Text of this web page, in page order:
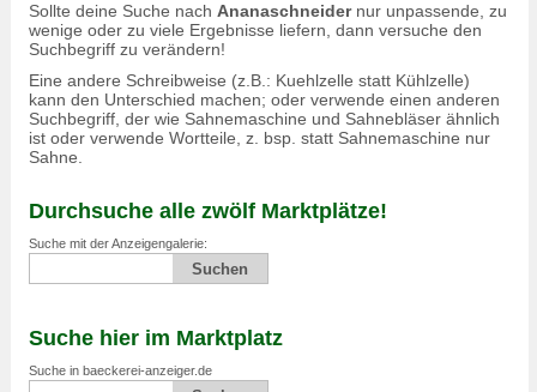
Sollte deine Suche nach Ananaschneidernur unpassende, zu
wenige oder zu viele Ergebnisse liefern, dann versuche den
Suchbegriff zu verändern!
Eine andere Schreibweise (z.B.: Kuehlzelle statt Kühlzelle)
kann den Unterschied machen; oder verwende einen anderen
Suchbegriff, der wie Sahnemaschine und Sahnebläser ähnlich
ist oder verwende Wortteile, z. bsp. statt Sahnemaschine nur
Sahne.
Durchsuche alle zwölf Marktplätze!
Suche mit der Anzeigengalerie:
Suche hier im Marktplatz
Suche in baeckerei-anzeiger.de